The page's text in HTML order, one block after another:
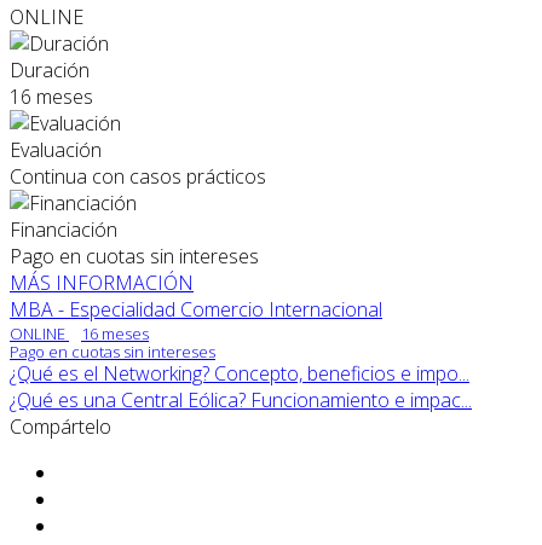
ONLINE
Duración
16 meses
Evaluación
Continua con casos prácticos
Financiación
Pago en cuotas sin intereses
MÁS INFORMACIÓN
MBA - Especialidad Comercio Internacional
ONLINE
16 meses
Pago en cuotas sin intereses
¿Qué es el Networking? Concepto, beneficios e impo...
¿Qué es una Central Eólica? Funcionamiento e impac...
Compártelo